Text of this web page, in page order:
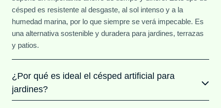
césped es resistente al desgaste, al sol intenso y a la
humedad marina, por lo que siempre se verá impecable. Es
una alternativa sostenible y duradera para jardines, terrazas
y patios.
¿Por qué es ideal el césped artificial para
jardines?